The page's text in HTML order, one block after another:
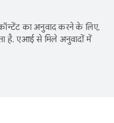
का अनुवाद करने के लिए,
है. एआई से मिले अनुवादों में